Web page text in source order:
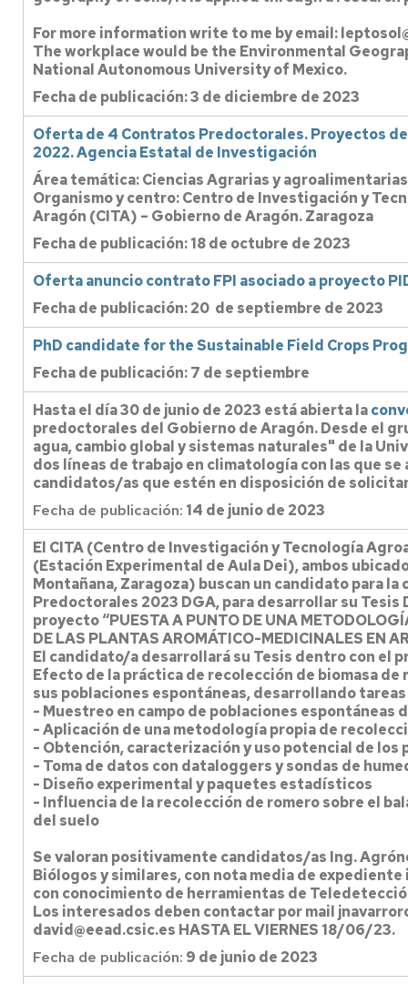
For more information write to me by email:
The workplace would be the Environmental
National Autonomous University of Mexico.
Fecha de publicación: 3 de diciembre de 2023
Oferta de 4 Contratos Predoctorales. Proyectos
2022. Agencia Estatal de Investigación
Área temática: Ciencias Agrarias y agroalimentarias
Organismo y centro: Centro de Investigación y
Aragón (CITA) – Gobierno de Aragón. Zaragoza
Fecha de publicación: 18 de octubre de 2023
Oferta anuncio contrato FPI asociado a proyecto
Fecha de publicación: 20 de septiembre de 2023
PhD candidate for the Sustainable Field Crops
Fecha de publicación: 7 de septiembre
Hasta el día 30 de junio de 2023 está abierta la
predoctorales del Gobierno de Aragón. Desde el
agua, cambio global y sistemas naturales" de la
dos líneas de trabajo en climatología con las que
candidatos/as que estén en disposición de
Fecha de publicación: 14 de junio de 2023
El CITA (Centro de Investigación y Tecnología
(Estación Experimental de Aula Dei), ambos
Montañana, Zaragoza) buscan un candidato para la
Predoctorales 2023 DGA, para desarrollar su Tesis
proyecto “PUESTA A PUNTO DE UNA
DE LAS PLANTAS AROMÁTICO-MEDICINALES EN
El candidato/a desarrollará su Tesis dentro con el
Efecto de la práctica de recolección de biomasa de
sus poblaciones espontáneas, desarrollando tareas
- Muestreo en campo de poblaciones espontáneas
- Aplicación de una metodología propia de
- Obtención, caracterización y uso potencial de
- Toma de datos con dataloggers y sondas de
- Diseño experimental y paquetes estadísticos
- Influencia de la recolección de romero sobre el
del suelo
Se valoran positivamente candidatos/as Ing.
Biólogos y similares, con nota media de expediente
con conocimiento de herramientas de
Los interesados deben contactar por mail
david@eead.csic.es HASTA EL VIERNES 18/06/23.
Fecha de publicación: 9 de junio de 2023